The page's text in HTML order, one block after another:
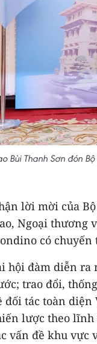
Bùi Thanh Sơn đón
lời mời của
Ngoại thương
có chuyến
hội đàm diễn ra
trao đổi,
đối tác toàn
lược theo lĩnh
vấn đề khu vực